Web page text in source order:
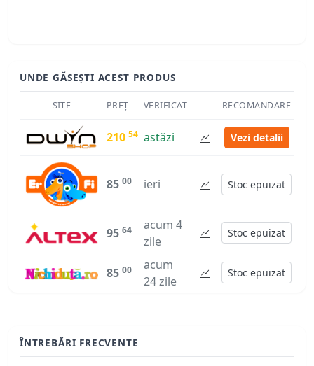
UNDE GĂSEȘTI ACEST PRODUS
SITE PREȚ VERIFICAT RECOMANDARE
210 54 astăzi Vezi detalii
85 00 ieri Stoc epuizat
95 64
acum 4
zile
Stoc epuizat
85 00
acum
24 zile
Stoc epuizat
ÎNTREBĂRI FRECVENTE